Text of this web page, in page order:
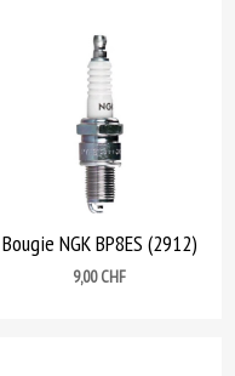
Bougie NGK BP8ES (2912)
Prix
9,00 CHF